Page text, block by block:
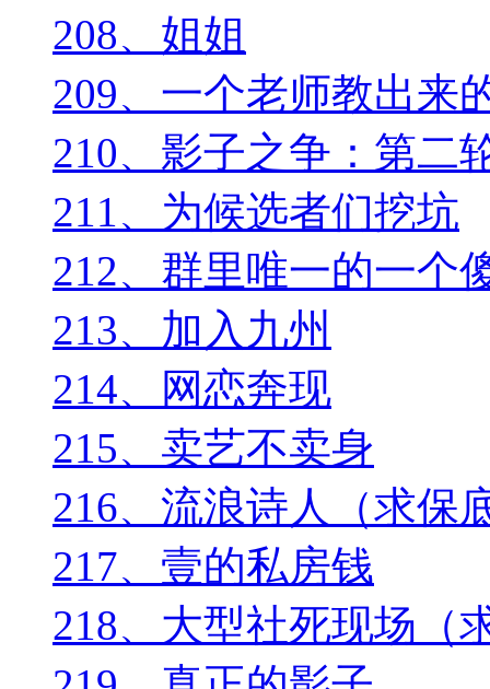
208、姐姐
209、一个老师教出来
210、影子之争：第二
211、为候选者们挖坑
212、群里唯一的一个
213、加入九州
214、网恋奔现
215、卖艺不卖身
216、流浪诗人（求保
217、壹的私房钱
218、大型社死现场（